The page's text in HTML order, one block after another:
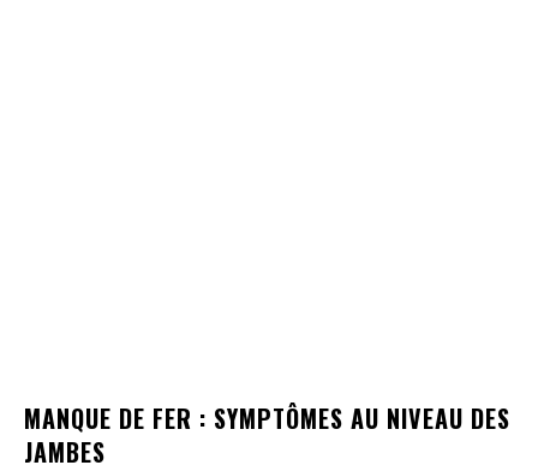
MANQUE DE FER : SYMPTÔMES AU NIVEAU DES
JAMBES